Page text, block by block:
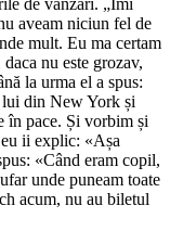
aveam niciun fel de
mult. Eu ma certam
nu este grozav,
la urma el a spus:
lui din New York și
în pace. Și vorbim și
ii explic: «Așa
«Când eram copil,
unde puneam toate
acum, nu au biletul